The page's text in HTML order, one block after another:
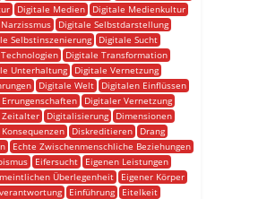
Digitale Medien
Digitale Medienkultur
Digitale Selbstdarstellung
Selbstinszenierung
Digitale Sucht
Digitale Transformation
Unterhaltung
Digitale Vernetzung
Digitale Welt
Digitalen Einflüssen
Digitaler Vernetzung
Zeitalter
Digitalisierung
Dimensionen
Diskreditieren
Drang
Echte Zwischenmenschliche Beziehungen
Eifersucht
Eigenen Leistungen
Überlegenheit
Eigener Körper
Einführung
Eitelkeit